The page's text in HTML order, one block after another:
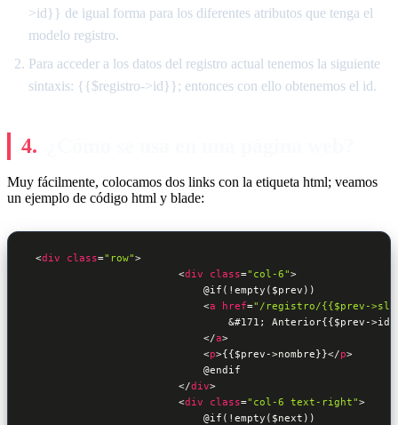
>id}} de igual forma para los diferentes atributos que tenga el
modelo registro.
Para acceder a los datos del registro actual tenemos la siguiente
sintaxis: {{$registro->id}}; entonces con ello obtenemos el id.
Muy fácilmente, colocamos dos links con la etiqueta html; veamos
un ejemplo de código html y blade:
<div class="row">
<div class="col-6">
<a href="/registro/{{$prev-
&#171; Anterior{{$prev-
</a>
<p>{{$prev->nombre}}</p>
                            @endif
</div>
<div class="col-6 text-right">